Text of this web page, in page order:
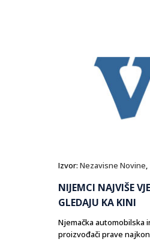
Izvor: Nezavisne Novine,
NIJEMCI NAJVIŠE
GLEDAJU KA KINI
Njemačka automobilska
proizvođači prave